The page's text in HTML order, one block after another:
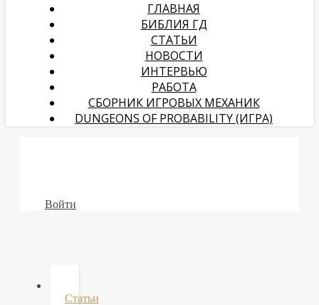
ГЛАВНАЯ
БИБЛИЯ ГД
СТАТЬИ
НОВОСТИ
ИНТЕРВЬЮ
РАБОТА
СБОРНИК ИГРОВЫХ МЕХАНИК
DUNGEONS OF PROBABILITY (ИГРА)
Войти
Статьи